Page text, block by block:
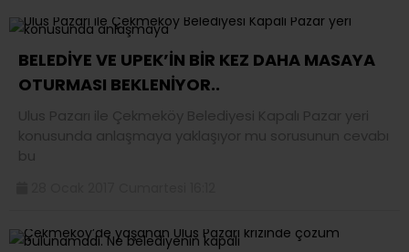
BELEDİYE VE UPEK’İN BİR KEZ DAHA MASAYA
OTURMASI BEKLENİYOR..
Ulus Pazarı ile Çekmeköy Belediyesi Kapalı Pazar yeri
konusunda anlaşmaya yaklaşıyor mu sorusunun cevabı
bu